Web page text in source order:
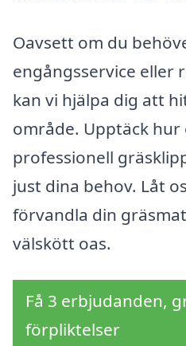
Oavsett om du
engångsservice eller
kan vi hjälpa dig att
område. Upptäck
professionell
just dina behov. Låt
förvandla din
välskött oas.
Få 3 erbjudanden,
förpliktelser